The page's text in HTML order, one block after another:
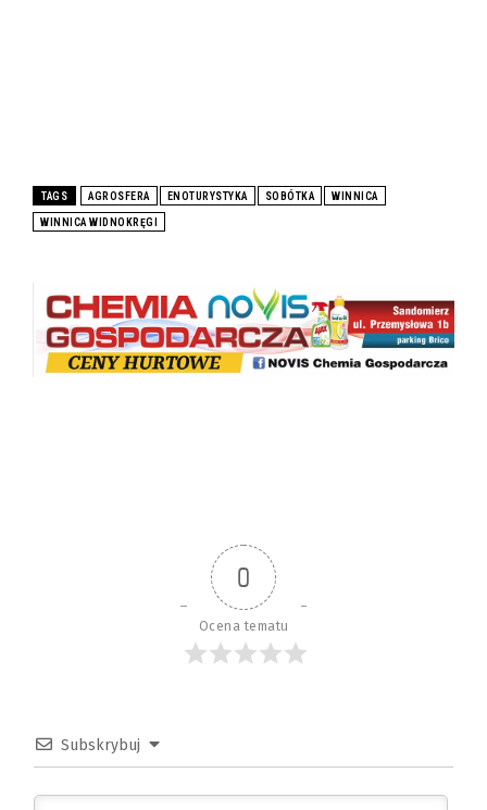
TAGS AGROSFERA ENOTURYSTYKA SOBÓTKA WINNICA
WINNICA WIDNOKRĘGI
0
Ocena tematu
Subskrybuj